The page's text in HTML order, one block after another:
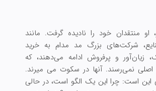
او منتقدان خود را نادیده گرفت. مانند
شرکت‌های بزرگ مد مدام به خرید
زیان‌آور و پرفروش ادامه می‌دهند، که
اصلی نمی‌رسند. آنها در سکوت می میرند.
این است: چرا این یک الگو است، در حالی